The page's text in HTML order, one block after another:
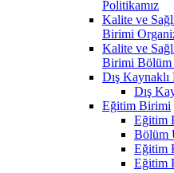
Politikamız
Kalite ve
Birimi
Kalite ve
Birimi Bölüm
Dış
Dış
Eğitim Birimi
Eğitim
Bölüm
Eğitim
Eğitim